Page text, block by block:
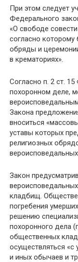
При этом следует
Федерального
«О свободе
согласно которому
обряды и
в крематориях».
Согласно п. 2 ст.
похоронном деле,
Закона
вноситься
уставы которых
религиозных
Закон
кладбищ.
погребения
решению
похоронного дела
общественных
осуществляться «с
и иных обычаев и